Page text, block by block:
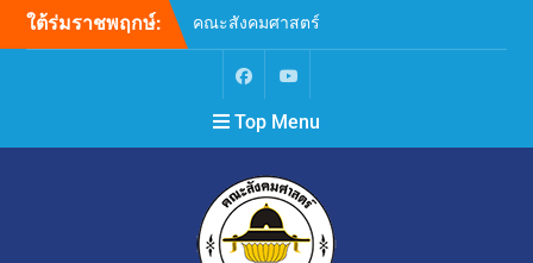
ใต้ร่มราชพฤกษ์:
คณะสังคมศาสตร์
มหาวิทยาลัยนเรศวร ขอ
แสดงความเสียใจอย่างสุดซึ้ง
ต่อเหตุการณ์ความรุนแรงที่
เกิดขึ้น ณ โรงเรียน
เทพศิรินทร์ นนทบุรี
ขยายระยะเวลาการรับสมัคร
บุคคลเพื่อสอบคัดเลือกบรรจุ
และแต่งตั้งเป็นพนักงาน
มหาวิทยาลัย ตำแหน่ง
Top Menu